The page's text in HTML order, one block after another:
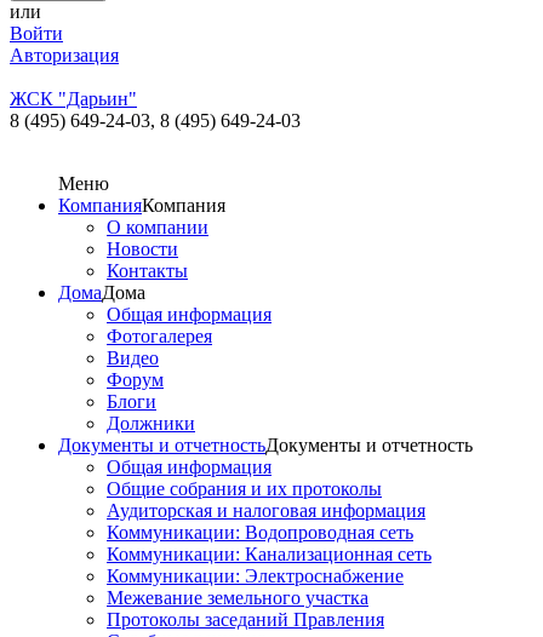
или
Войти
Авторизация
ЖСК "Дарьин"
8 (495) 649-24-03, 8 (495) 649-24-03
Меню
КомпанияКомпания
О компании
Новости
Контакты
ДомаДома
Общая информация
Фотогалерея
Видео
Форум
Блоги
Должники
Документы и отчетностьДокументы и отчетность
Общая информация
Общие собрания и их протоколы
Аудиторская и налоговая информация
Коммуникации: Водопроводная сеть
Коммуникации: Канализационная сеть
Коммуникации: Электроснабжение
Межевание земельного участка
Протоколы заседаний Правления